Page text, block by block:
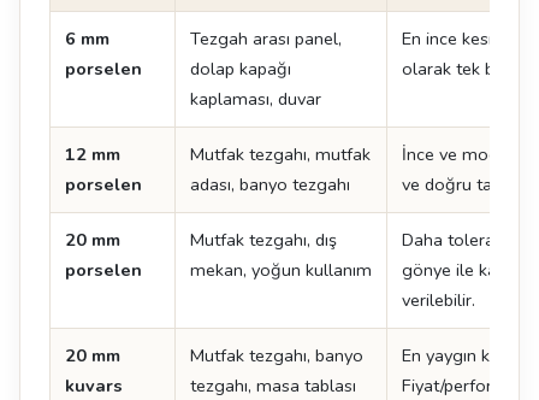
6 mm
porselen
Tezgah arası panel,
dolap kapağı
kaplaması, duvar
En ince kesit.
olarak tek
12 mm
porselen
Mutfak tezgahı, mutfak
adası, banyo tezgahı
İnce ve modern
ve doğru taşıma
20 mm
porselen
Mutfak tezgahı, dış
mekan, yoğun kullanım
Daha toleranslı
gönye ile kalın
verilebilir.
20 mm
kuvars
Mutfak tezgahı, banyo
tezgahı, masa tablası
En yaygın kuvars
Fiyat/